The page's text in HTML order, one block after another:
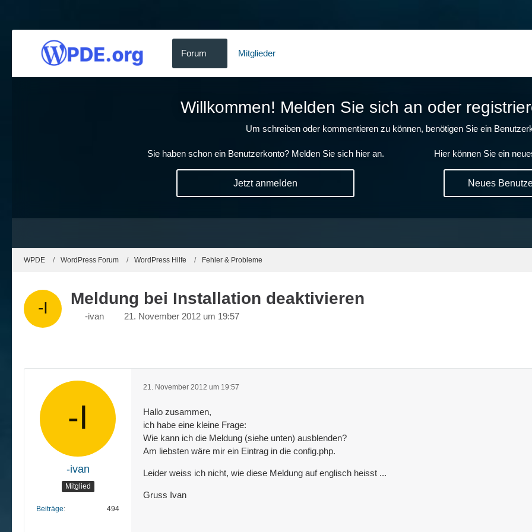
Forum Mitglieder
Willkommen! Melden Sie sich an oder
Um schreiben oder kommentieren zu können, benötigen Sie ein
Sie haben schon ein Benutzerkonto? Melden Sie sich hier an.
Jetzt anmelden
Hier können Sie ein
Neues
WPDE WordPress Forum WordPress Hilfe Fehler & Probleme
Meldung bei Installation deaktivieren
-ivan 21. November 2012 um 19:57
-ivan
Mitglied
Beiträge 494
21. November 2012 um 19:57
Hallo zusammen,
ich habe eine kleine Frage:
Wie kann ich die Meldung (siehe unten) ausblenden?
Am liebsten wäre mir ein Eintrag in die config.php.
Leider weiss ich nicht, wie diese Meldung auf englisch heisst ...
Gruss Ivan